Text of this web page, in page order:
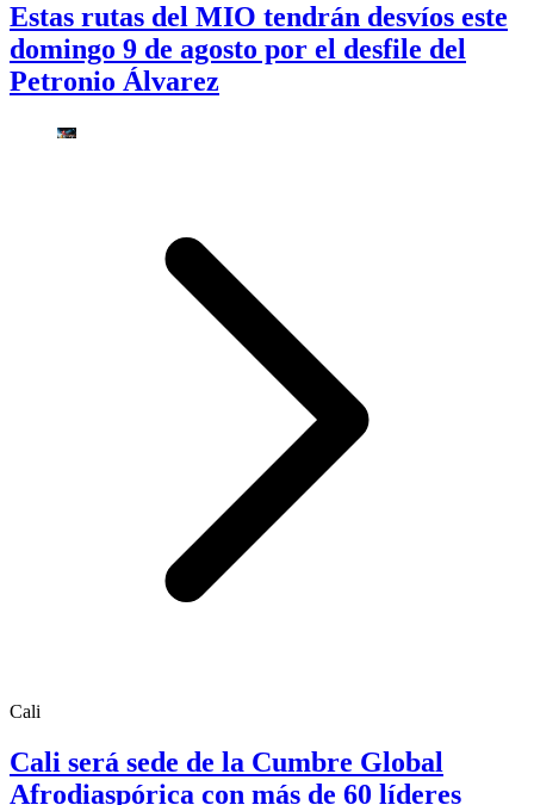
Estas rutas del MIO tendrán desvíos este
domingo 9 de agosto por el desfile del
Petronio Álvarez
Cali
Cali será sede de la Cumbre Global
Afrodiaspórica con más de 60 líderes